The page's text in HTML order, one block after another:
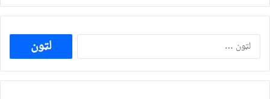
ددی
لپاره
لټون: